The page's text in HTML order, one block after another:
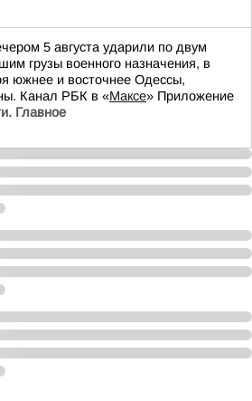
5 августа ударили по двум
грузы военного назначения, в
южнее и восточнее Одессы,
Канал РБК в «Максе» Приложение
Главное